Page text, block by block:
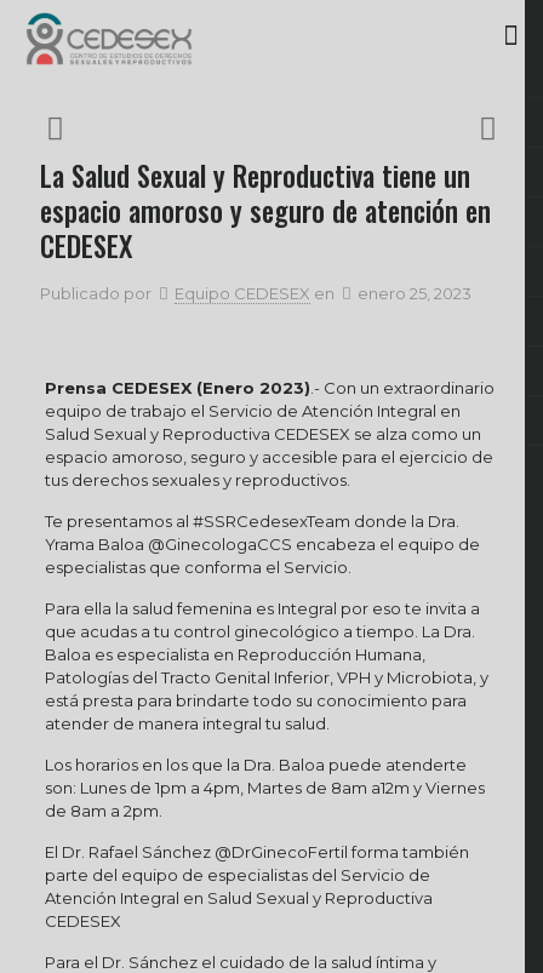
La Salud Sexual y Reproductiva tiene un
espacio amoroso y seguro de atención en
CEDESEX
Publicado por Equipo CEDESEX en enero 25, 2023
Prensa CEDESEX (Enero 2023) .- Con un extraordinario
equipo de trabajo el Servicio de Atención Integral en
Salud Sexual y Reproductiva CEDESEX se alza como un
espacio amoroso, seguro y accesible para el ejercicio de
tus derechos sexuales y reproductivos.
Te presentamos al #SSRCedesexTeam donde la Dra.
Yrama Baloa @GinecologaCCS encabeza el equipo de
especialistas que conforma el Servicio.
Para ella la salud femenina es Integral por eso te invita a
que acudas a tu control ginecológico a tiempo. La Dra.
Baloa es especialista en Reproducción Humana,
Patologías del Tracto Genital Inferior, VPH y Microbiota, y
está presta para brindarte todo su conocimiento para
atender de manera integral tu salud.
Los horarios en los que la Dra. Baloa puede atenderte
son: Lunes de 1pm a 4pm, Martes de 8am a12m y Viernes
de 8am a 2pm.
El Dr. Rafael Sánchez @DrGinecoFertil forma también
parte del equipo de especialistas del Servicio de
Atención Integral en Salud Sexual y Reproductiva
CEDESEX
Para el Dr. Sánchez el cuidado de la salud íntima y